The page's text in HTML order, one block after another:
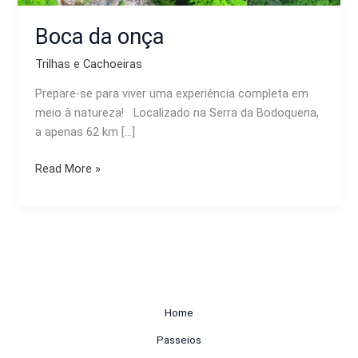
Boca da onça
Trilhas e Cachoeiras
Prepare-se para viver uma experiência completa em
meio à natureza! Localizado na Serra da Bodoquena,
a apenas 62 km […]
Read More »
Home
Passeios